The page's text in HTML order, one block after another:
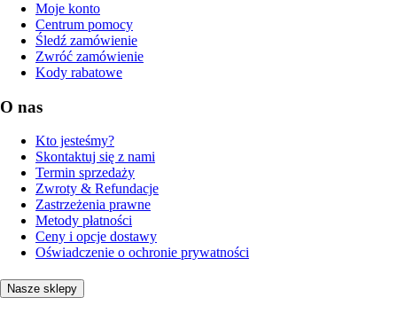
Moje konto
Centrum pomocy
Śledź zamówienie
Zwróć zamówienie
Kody rabatowe
O nas
Kto jesteśmy?
Skontaktuj się z nami
Termin sprzedaży
Zwroty & Refundacje
Zastrzeżenia prawne
Metody płatności
Ceny i opcje dostawy
Oświadczenie o ochronie prywatności
Nasze sklepy